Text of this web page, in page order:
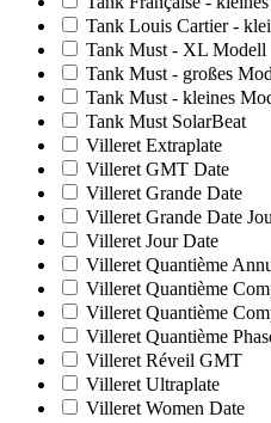
Tank Louis Cartier -
Tank Must - XL Modell
Tank Must - großes
Tank Must - kleines
Tank Must SolarBeat
Villeret Extraplate
Villeret GMT Date
Villeret Grande Date
Villeret Grande Date
Villeret Jour Date
Villeret Quantième
Villeret Quantième
Villeret Quantième
Villeret Quantième
Villeret Réveil GMT
Villeret Ultraplate
Villeret Women Date